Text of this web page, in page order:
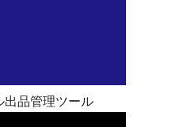
出品管理ツール